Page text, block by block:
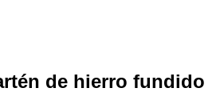
de hierro fundido